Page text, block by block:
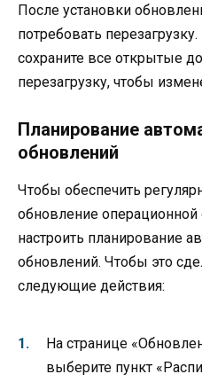
После установки
потребовать
сохраните все открытые
перезагрузку, чтобы
Планирование
обновлений
Чтобы обеспечить
обновление
настроить планирование
обновлений. Чтобы это
следующие действия:
На странице
выберите пункт